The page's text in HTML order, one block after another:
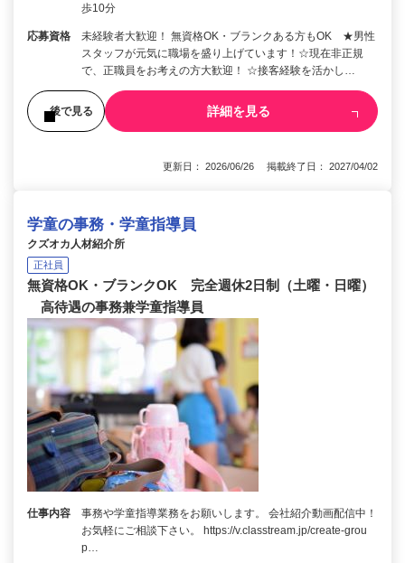
歩10分
応募資格
未経験者大歓迎！ 無資格OK・ブランクある方もOK ★男性
スタッフが元気に職場を盛り上げています！☆現在非正規
で、正職員をお考えの方大歓迎！ ☆接客経験を活かし…
後で見る 詳細を見る
更新日： 2026/06/26 掲載終了日： 2027/04/02
学童の事務・学童指導員
クズオカ人材紹介所
正社員
無資格OK・ブランクOK 完全週休2日制（土曜・日曜）
高待遇の事務兼学童指導員
仕事内容
事務や学童指導業務をお願いします。 会社紹介動画配信中！
お気軽にご相談下さい。 https://v.classtream.jp/create-grou
p…